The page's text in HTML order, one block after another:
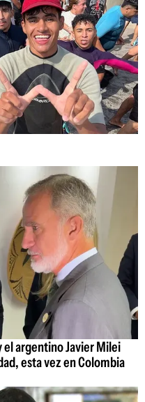
el argentino Javier Milei
esta vez en Colombia